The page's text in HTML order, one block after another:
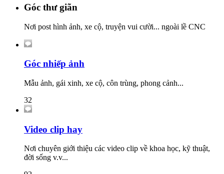
Góc thư giãn
Nơi post hình ảnh, xe cộ, truyện vui cười... ngoài lề CNC
Góc nhiếp ảnh
Mẫu ảnh, gái xinh, xe cộ, côn trùng, phong cảnh...
32
Video clip hay
Nơi chuyên giới thiệu các video clip về khoa học, kỹ thuật,
đời sống v.v...